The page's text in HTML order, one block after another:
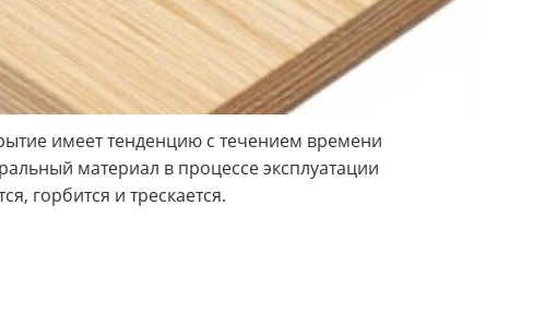
имеет тенденцию с течением времени
материал в процессе эксплуатации
горбится и трескается.